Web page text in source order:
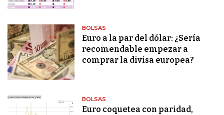
BOLSAS
Euro a la par del dólar: ¿Sería
recomendable empezar a
comprar la divisa europea?
BOLSAS
Euro coquetea con paridad,